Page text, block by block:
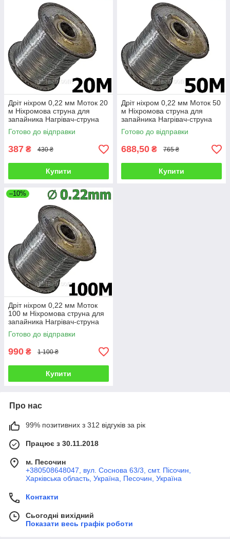
Дріт ніхром 0,22 мм Моток 20
м Ніхромова струна для
запайника Нагрівач-струна
Дроту х20н80
Готово до відправки
387 ₴ 430 ₴
Купити
Дріт ніхром 0,22 мм Моток 50
м Ніхромова струна для
запайника Нагрівач-струна
Дроту х20н80
Готово до відправки
688,50 ₴ 765 ₴
Купити
–10%
Дріт ніхром 0,22 мм Моток
100 м Ніхромова струна для
запайника Нагрівач-струна
Дроту х20н80
Готово до відправки
990 ₴ 1 100 ₴
Купити
Про нас
99% позитивних з 312 відгуків за рік
Працює з 30.11.2018
м. Песочин
+380508648047, вул. Соснова 63/3, смт. Пісочин,
Харківська область, Україна, Песочин, Україна
Контакти
Сьогодні вихідний
Показати весь графік роботи